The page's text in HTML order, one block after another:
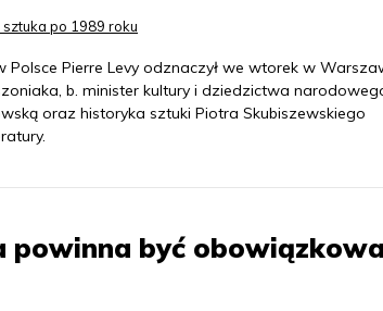
sztuka po 1989 roku
Polsce Pierre Levy odznaczył we wtorek w
b. minister kultury i dziedzictwa
oraz historyka sztuki Piotra Skubiszewskiego
powinna być